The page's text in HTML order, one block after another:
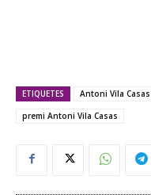
ETIQUETES Antoni Vila Casas
premi Antoni Vila Casas